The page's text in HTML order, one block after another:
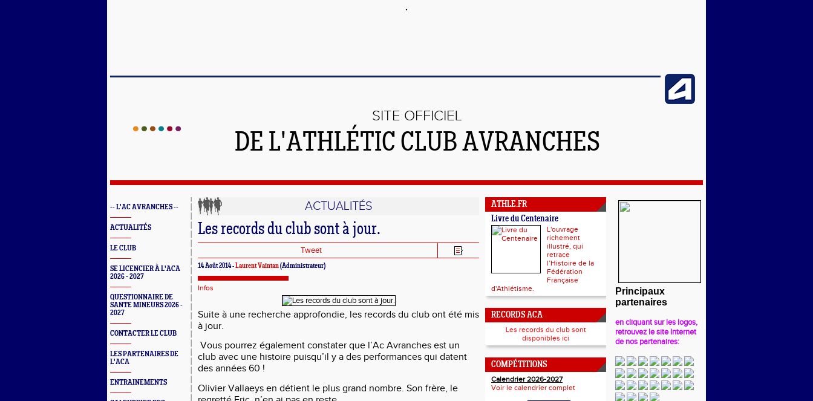
SITE OFFICIEL
DE L'ATHLÉTIC CLUB AVRANCHES
-- L'AC AVRANCHES --
ACTUALITÉS
LE CLUB
SE LICENCIER À L'ACA
2026 - 2027
QUESTIONNAIRE DE
SANTE MINEURS 2026 -
2027
CONTACTER LE CLUB
LES PARTENAIRES DE
L'ACA
ENTRAINEMENTS
ACTUALITÉS
Les records du club sont à jour.
Tweet
14 Août 2014 -Laurent Vaintan(Administrateur)
Infos
Suite à une recherche approfondie, les records du club ont été mis
à jour.
Vous pourrez également constater que l’Ac Avranches est un
club avec une histoire puisqu’il y a des performances qui datent
des années 60 !
Olivier Vallaeys en détient le plus grand nombre. Son frère, le
ATHLE.FR
Livre du Centenaire
L'ouvrage
richement
illustré, qui
retrace
l’Histoire de la
Fédération
Française
d'Athlétisme.
RECORDS ACA
Les records du club sont
disponibles ici
COMPÉTITIONS
Calendrier 2026-2027
Voir le calendrier complet
Principaux
partenaires
en cliquant sur les logos,
retrouvez le site Internet
de nos partenaires: